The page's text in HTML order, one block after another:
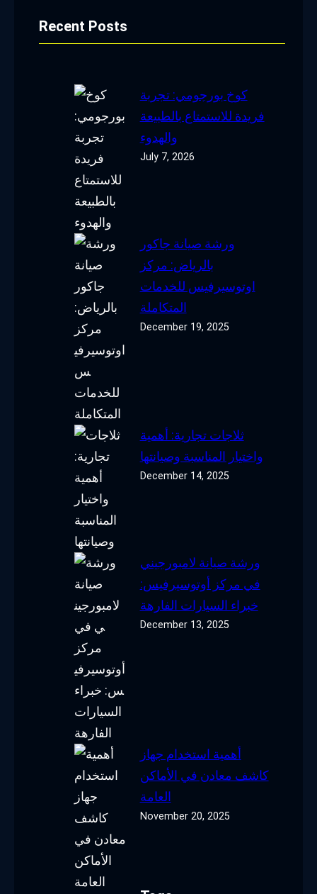
Recent Posts
كوخ بورجومي: تجربة
فريدة للاستمتاع بالطبيعة
والهدوء
July 7, 2026
ورشة صيانة جاكور
بالرياض: مركز
اوتوسيرفيس للخدمات
المتكاملة
December 19, 2025
ثلاجات تجارية: أهمية
واختيار المناسبة وصيانتها
December 14, 2025
ورشة صيانة لامبورجيني
في مركز أوتوسيرفيس:
خبراء السيارات الفارهة
December 13, 2025
أهمية استخدام جهاز
كاشف معادن في الأماكن
العامة
November 20, 2025